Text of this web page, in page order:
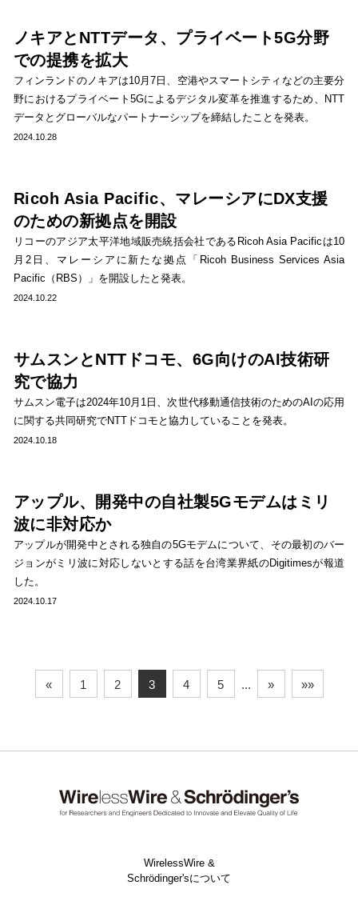
ノキアとNTTデータ、プライベート5G分野
での提携を拡大
フィンランドのノキアは10月7日、空港やスマートシティなどの主要分
野におけるプライベート5Gによるデジタル変革を推進するため、NTT
データとグローバルなパートナーシップを締結したことを発表。
2024.10.28
Ricoh Asia Pacific、マレーシアにDX支援
のための新拠点を開設
リコーのアジア太平洋地域販売統括会社であるRicoh Asia Pacificは10
月2日、マレーシアに新たな拠点「Ricoh Business Services Asia
Pacific（RBS）」を開設したと発表。
2024.10.22
サムスンとNTTドコモ、6G向けのAI技術研
究で協力
サムスン電子は2024年10月1日、次世代移動通信技術のためのAIの応用
に関する共同研究でNTTドコモと協力していることを発表。
2024.10.18
アップル、開発中の自社製5Gモデムはミリ
波に非対応か
アップルが開発中とされる独自の5Gモデムについて、その最初のバー
ジョンがミリ波に対応しないとする話を台湾業界紙のDigitimesが報道
した。
2024.10.17
« 1 2 3 4 5 ... » »»
WirelessWire &
Schrödinger'sについて